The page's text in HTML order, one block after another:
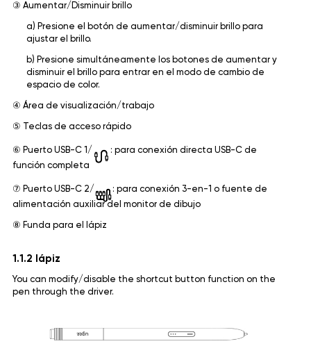
③ Aumentar/Disminuir brillo
a) Presione el botón de aumentar/disminuir brillo para
ajustar el brillo.
b) Presione simultáneamente los botones de aumentar y
disminuir el brillo para entrar en el modo de cambio de
espacio de color.
④ Área de visualización/trabajo
⑤ Teclas de acceso rápido
⑥ Puerto USB-C 1/
: para conexión directa USB-C de
función completa
⑦ Puerto USB-C 2/
: para conexión 3-en-1 o fuente de
alimentación auxiliar del monitor de dibujo
⑧ Funda para el lápiz
1.1.2 lápiz
You can modify/disable the shortcut button function on the
pen through the driver.